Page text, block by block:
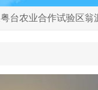
粤台农业合作试验区翁